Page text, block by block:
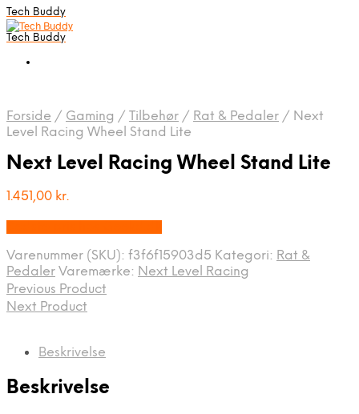
Tech Buddy
Tech Buddy
Forside / Gaming / Tilbehør / Rat & Pedaler / Next
Level Racing Wheel Stand Lite
Next Level Racing Wheel Stand Lite
1.451,00 kr.
Varenummer (SKU): f3f6f15903d5 Kategori: Rat &
Pedaler Varemærke: Next Level Racing
Previous Product
Next Product
Beskrivelse
Beskrivelse